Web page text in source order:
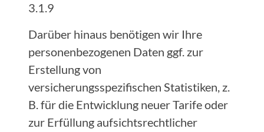
3.1.9
Darüber hinaus benötigen wir Ihre
personenbezogenen Daten ggf. zur
Erstellung von
versicherungsspezifischen Statistiken, z.
B. für die Entwicklung neuer Tarife oder
zur Erfüllung aufsichtsrechtlicher